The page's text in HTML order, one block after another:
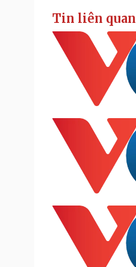
Tin liên quan